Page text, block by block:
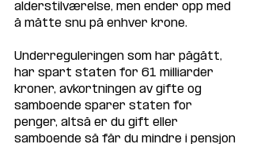
alderstilværelse, men ender opp med
å måtte snu på enhver krone.
Underreguleringen som har pågått,
har spart staten for 61 milliarder
kroner, avkortningen av gifte og
samboende sparer staten for
penger, altså er du gift eller
samboende så får du mindre i pensjon